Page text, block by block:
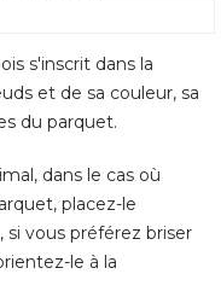
s'inscrit dans la
et de sa couleur, sa
du parquet.
dans le cas où
placez-le
si vous préférez briser
le à la